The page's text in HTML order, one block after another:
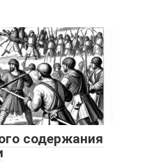
содержания